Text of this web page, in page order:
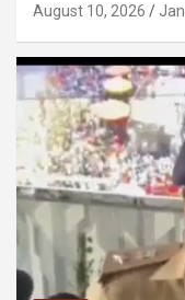
August 10, 2026